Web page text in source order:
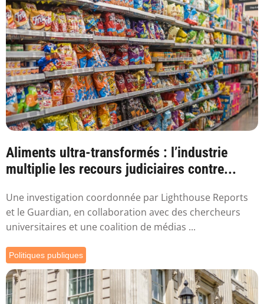
Aliments ultra-transformés : l’industrie
multiplie les recours judiciaires contre...
Une investigation coordonnée par Lighthouse Reports
et le Guardian, en collaboration avec des chercheurs
universitaires et une coalition de médias ...
Politiques publiques